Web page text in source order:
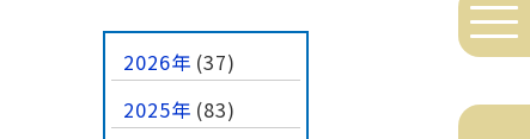
2026年 (37)
2025年 (83)